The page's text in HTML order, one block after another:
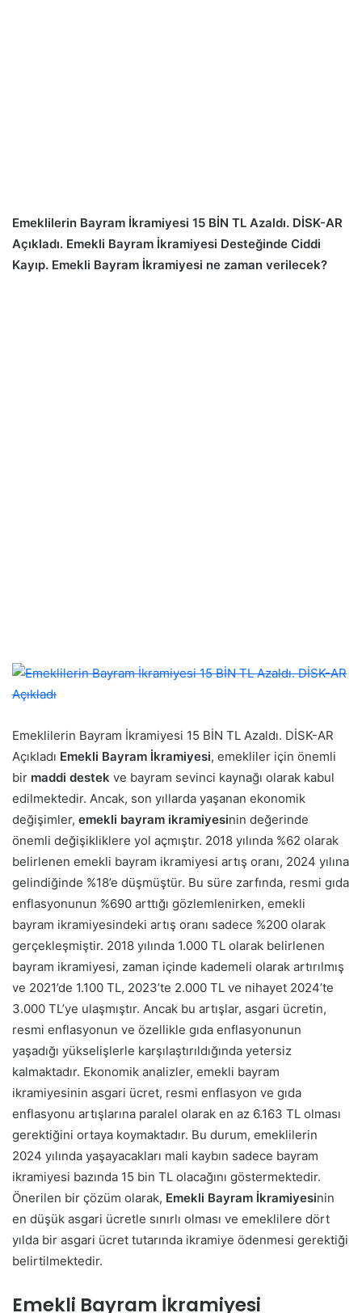
Emeklilerin Bayram İkramiyesi 15 BİN TL Azaldı. DİSK-AR
Açıkladı. Emekli Bayram İkramiyesi Desteğinde Ciddi
Kayıp. Emekli Bayram İkramiyesi ne zaman verilecek?
Emeklilerin Bayram İkramiyesi 15 BİN TL Azaldı. DİSK-AR
Açıkladı Emekli Bayram İkramiyesi, emekliler için önemli
bir maddi destek ve bayram sevinci kaynağı olarak kabul
edilmektedir. Ancak, son yıllarda yaşanan ekonomik
değişimler, emekli bayram ikramiyesinin değerinde
önemli değişikliklere yol açmıştır. 2018 yılında %62 olarak
belirlenen emekli bayram ikramiyesi artış oranı, 2024 yılına
gelindiğinde %18’e düşmüştür. Bu süre zarfında, resmi gıda
enflasyonunun %690 arttığı gözlemlenirken, emekli
bayram ikramiyesindeki artış oranı sadece %200 olarak
gerçekleşmiştir. 2018 yılında 1.000 TL olarak belirlenen
bayram ikramiyesi, zaman içinde kademeli olarak artırılmış
ve 2021’de 1.100 TL, 2023’te 2.000 TL ve nihayet 2024’te
3.000 TL’ye ulaşmıştır. Ancak bu artışlar, asgari ücretin,
resmi enflasyonun ve özellikle gıda enflasyonunun
yaşadığı yükselişlerle karşılaştırıldığında yetersiz
kalmaktadır. Ekonomik analizler, emekli bayram
ikramiyesinin asgari ücret, resmi enflasyon ve gıda
enflasyonu artışlarına paralel olarak en az 6.163 TL olması
gerektiğini ortaya koymaktadır. Bu durum, emeklilerin
2024 yılında yaşayacakları mali kaybın sadece bayram
ikramiyesi bazında 15 bin TL olacağını göstermektedir.
Önerilen bir çözüm olarak, Emekli Bayram İkramiyesinin
en düşük asgari ücretle sınırlı olması ve emeklilere dört
yılda bir asgari ücret tutarında ikramiye ödenmesi gerektiği
belirtilmektedir.
Emekli Bayram İkramiyesi